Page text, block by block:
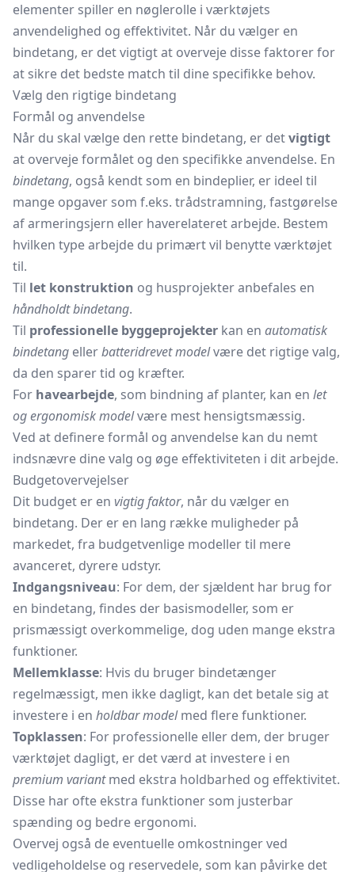
elementer spiller en nøglerolle i værktøjets
anvendelighed og effektivitet. Når du vælger en
bindetang, er det vigtigt at overveje disse faktorer for
at sikre det bedste match til dine specifikke behov.
Vælg den rigtige bindetang
Formål og anvendelse
Når du skal vælge den rette bindetang, er detvigtigt
at overveje formålet og den specifikke anvendelse. En
bindetang, også kendt som en bindeplier, er ideel til
mange opgaver som f.eks. trådstramning, fastgørelse
af armeringsjern eller haverelateret arbejde. Bestem
hvilken type arbejde du primært vil benytte værktøjet
til.
Til let konstruktion og husprojekter anbefales en
håndholdt bindetang.
Til professionelle byggeprojekter kan en automatisk
bindetang ellerbatteridrevet modelvære det rigtige valg,
da den sparer tid og kræfter.
For havearbejde, som bindning af planter, kan en let
og ergonomisk modelvære mest hensigtsmæssig.
Ved at definere formål og anvendelse kan du nemt
indsnævre dine valg og øge effektiviteten i dit arbejde.
Budgetovervejelser
Dit budget er en vigtig faktor, når du vælger en
bindetang. Der er en lang række muligheder på
markedet, fra budgetvenlige modeller til mere
avanceret, dyrere udstyr.
Indgangsniveau: For dem, der sjældent har brug for
en bindetang, findes der basismodeller, som er
prismæssigt overkommelige, dog uden mange ekstra
funktioner.
Mellemklasse: Hvis du bruger bindetænger
regelmæssigt, men ikke dagligt, kan det betale sig at
investere i en holdbar modelmed flere funktioner.
Topklassen: For professionelle eller dem, der bruger
værktøjet dagligt, er det værd at investere i en
premium variantmed ekstra holdbarhed og effektivitet.
Disse har ofte ekstra funktioner som justerbar
spænding og bedre ergonomi.
Overvej også de eventuelle omkostninger ved
vedligeholdelse og reservedele, som kan påvirke det